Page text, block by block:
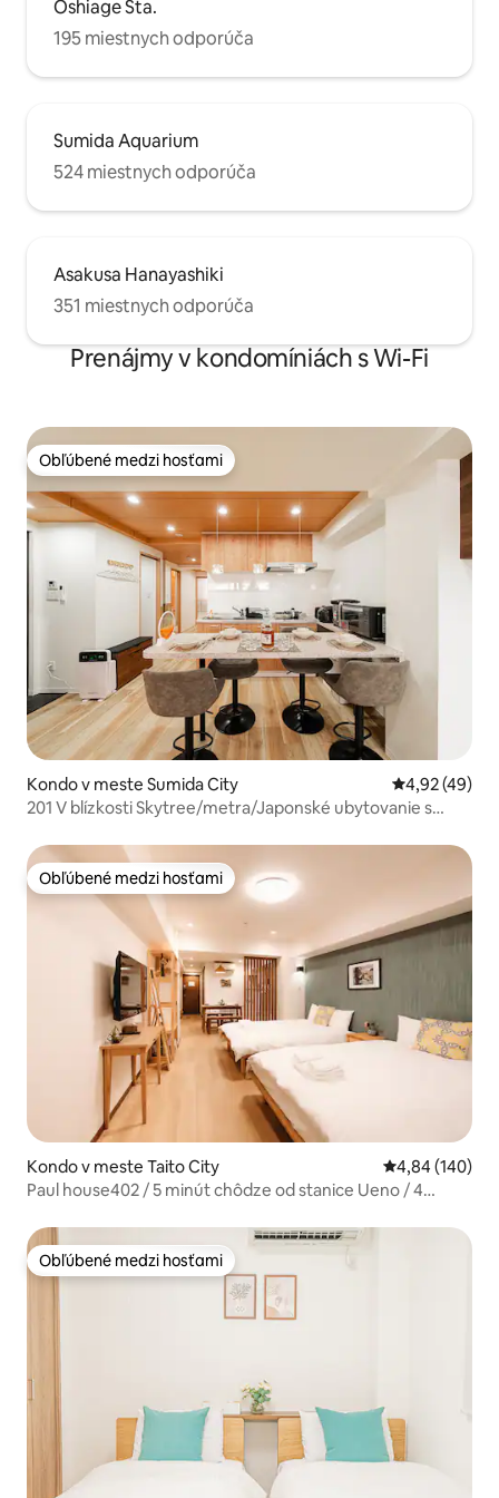
Oshiage Sta.
195 miestnych odporúča
Sumida Aquarium
524 miestnych odporúča
Asakusa Hanayashiki
351 miestnych odporúča
Prenájmy v kondomíniách s Wi-Fi
Obľúbené medzi hosťami
Obľúbené medzi hosťami
Kondo v meste Sumida City Priemerné
4,92 (49)
201 V blízkosti Skytree/metra/Japonské ubytovanie s
Obľúbené medzi hosťami
Obľúbené medzi hosťami
Kondo v meste Taito City Priemerné
4,84 (140)
Paul house402 / 5 minút chôdze od stanice Ueno / 4
Narita / bezplatné vysokorýchlostné pripojenie na
internet / budova s výťahom / komunikácia v japonskom,
anglickom a čínskom jazyku
Obľúbené medzi hosťami
Obľúbené medzi hosťami